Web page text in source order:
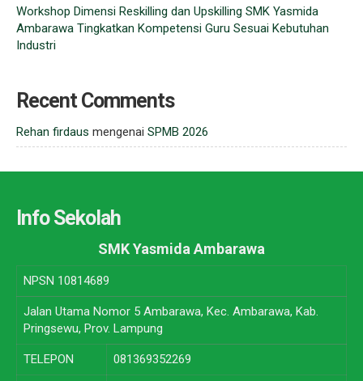
Workshop Dimensi Reskilling dan Upskilling SMK Yasmida
Ambarawa Tingkatkan Kompetensi Guru Sesuai Kebutuhan
Industri
Recent Comments
Rehan firdaus mengenai SPMB 2026
Info Sekolah
SMK Yasmida Ambarawa
NPSN 10814689
Jalan Utama Nomor 5 Ambarawa, Kec. Ambarawa, Kab.
Pringsewu, Prov. Lampung
TELEPON 081369352269